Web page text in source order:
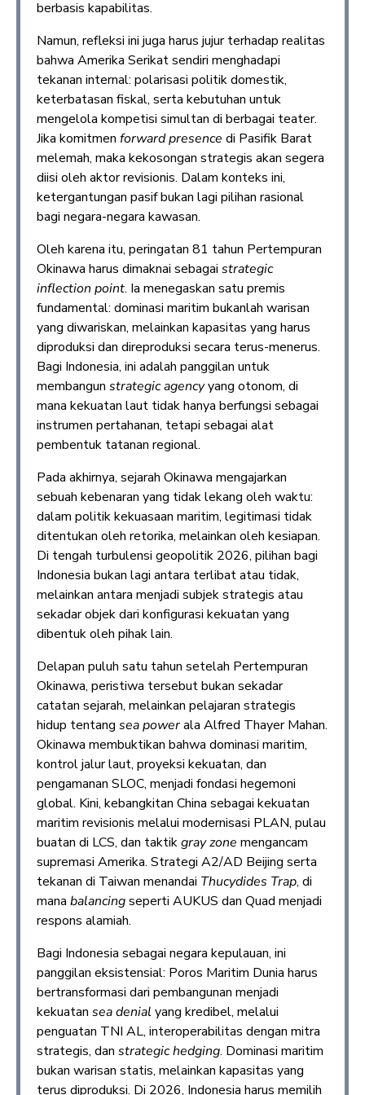
berbasis kapabilitas.
Namun, refleksi ini juga harus jujur terhadap realitas
bahwa Amerika Serikat sendiri menghadapi
tekanan internal: polarisasi politik domestik,
keterbatasan fiskal, serta kebutuhan untuk
mengelola kompetisi simultan di berbagai teater.
Jika komitmen forward presence di Pasifik Barat
melemah, maka kekosongan strategis akan segera
diisi oleh aktor revisionis. Dalam konteks ini,
ketergantungan pasif bukan lagi pilihan rasional
bagi negara-negara kawasan.
Oleh karena itu, peringatan 81 tahun Pertempuran
Okinawa harus dimaknai sebagai strategic
inflection point. Ia menegaskan satu premis
fundamental: dominasi maritim bukanlah warisan
yang diwariskan, melainkan kapasitas yang harus
diproduksi dan direproduksi secara terus-menerus.
Bagi Indonesia, ini adalah panggilan untuk
membangun strategic agencyyang otonom, di
mana kekuatan laut tidak hanya berfungsi sebagai
instrumen pertahanan, tetapi sebagai alat
pembentuk tatanan regional.
Pada akhirnya, sejarah Okinawa mengajarkan
sebuah kebenaran yang tidak lekang oleh waktu:
dalam politik kekuasaan maritim, legitimasi tidak
ditentukan oleh retorika, melainkan oleh kesiapan.
Di tengah turbulensi geopolitik 2026, pilihan bagi
Indonesia bukan lagi antara terlibat atau tidak,
melainkan antara menjadi subjek strategis atau
sekadar objek dari konfigurasi kekuatan yang
dibentuk oleh pihak lain.
Delapan puluh satu tahun setelah Pertempuran
Okinawa, peristiwa tersebut bukan sekadar
catatan sejarah, melainkan pelajaran strategis
hidup tentang sea powerala Alfred Thayer Mahan.
Okinawa membuktikan bahwa dominasi maritim,
kontrol jalur laut, proyeksi kekuatan, dan
pengamanan SLOC, menjadi fondasi hegemoni
global. Kini, kebangkitan China sebagai kekuatan
maritim revisionis melalui modernisasi PLAN, pulau
buatan di LCS, dan taktikgray zone mengancam
supremasi Amerika. Strategi A2/AD Beijing serta
tekanan di Taiwan menandai Thucydides Trap, di
mana balancingseperti AUKUS dan Quad menjadi
respons alamiah.
Bagi Indonesia sebagai negara kepulauan, ini
panggilan eksistensial: Poros Maritim Dunia harus
bertransformasi dari pembangunan menjadi
kekuatan sea denial yang kredibel, melalui
penguatan TNI AL, interoperabilitas dengan mitra
strategis, dan strategic hedging. Dominasi maritim
bukan warisan statis, melainkan kapasitas yang
terus diproduksi. Di 2026, Indonesia harus memilih